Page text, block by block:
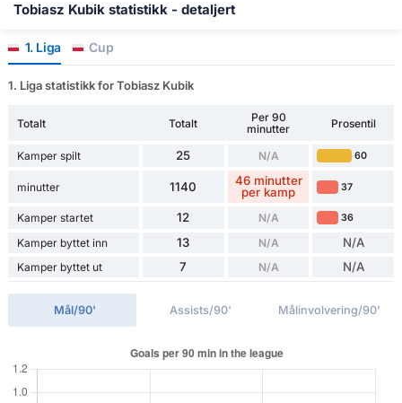
Tobiasz Kubik statistikk - detaljert
1. Liga Cup
1. Liga statistikk for Tobiasz Kubik
Totalt Totalt
Per 90
minutter
Prosentil
Kamper spilt 25 N/A 60
minutter 1140
46 minutter
per kamp
37
Kamper startet 12 N/A 36
Kamper byttet inn 13 N/A N/A
Kamper byttet ut 7 N/A N/A
Mål/90' Assists/90' Målinvolvering/90'